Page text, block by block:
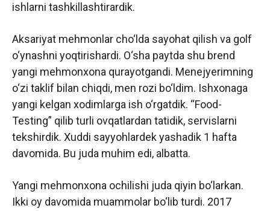
ishlarni tashkillashtirardik.
Aksariyat mehmonlar cho‘lda sayohat qilish va golf
o‘ynashni yoqtirishardi. O‘sha paytda shu brend
yangi mehmonxona qurayotgandi. Menejyerimning
o‘zi taklif bilan chiqdi, men rozi bo‘ldim. Ishxonaga
yangi kelgan xodimlarga ish o‘rgatdik. “Food-
Testing” qilib turli ovqatlardan tatidik, servislarni
tekshirdik. Xuddi sayyohlardek yashadik 1 hafta
davomida. Bu juda muhim edi, albatta.
Yangi mehmonxona ochilishi juda qiyin bo‘larkan.
Ikki oy davomida muammolar bo‘lib turdi. 2017